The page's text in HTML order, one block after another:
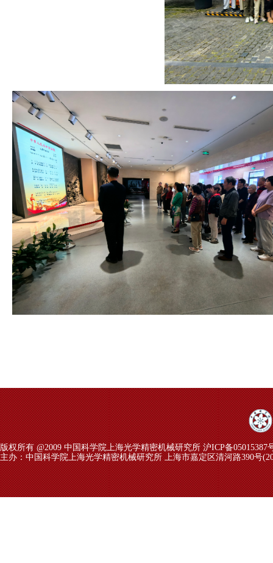
版权所有 @2009 中国科学院上海光学精密机械研究所 沪ICP备05015387
主办：中国科学院上海光学精密机械研究所 上海市嘉定区清河路390号